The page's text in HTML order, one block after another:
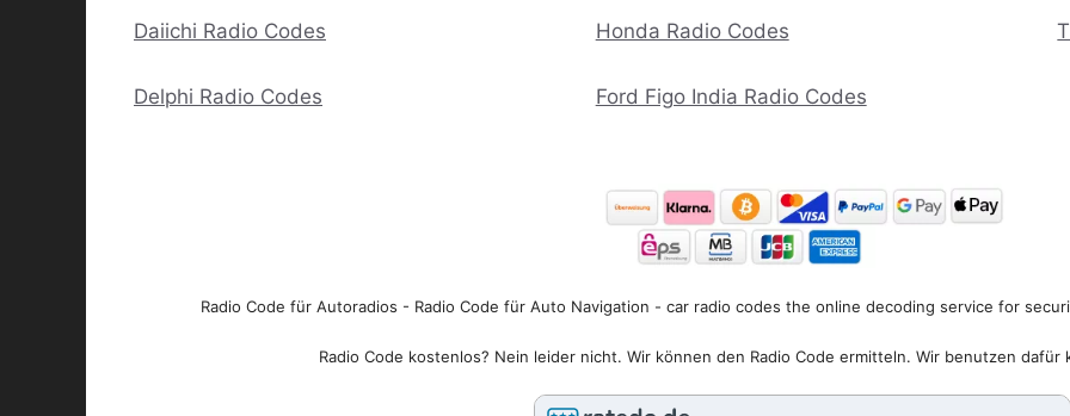
Daiichi Radio Codes
Delphi Radio Codes
Honda Radio Codes
Ford Figo India Radio Codes
Radio Code für Autoradios - Radio Code für Auto Navigation - car radio codes the online decoding service for
Radio Code kostenlos? Nein leider nicht. Wir können den Radio Code ermitteln. Wir benutzen dafür